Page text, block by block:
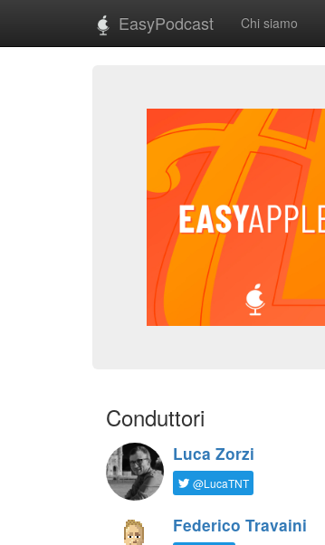
EasyPodcast Chi siamo
Conduttori
Luca Zorzi
@LucaTNT
Federico Travaini